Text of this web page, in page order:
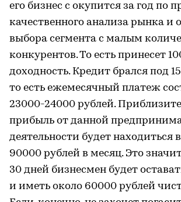
его бизнес с окупится за год по
качественного анализа рынка и
выбора сегмента с малым
конкурентов. То есть принесет
доходность. Кредит брался под
то есть ежемесячный платеж
23000-24000 рублей.
прибыль от данной
деятельности будет находиться
90000 рублей в месяц. Это
30 дней бизнесмен будет
и иметь около 60000 рублей